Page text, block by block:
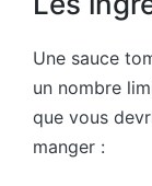
Une sauce
un nombre
que vous
manger :